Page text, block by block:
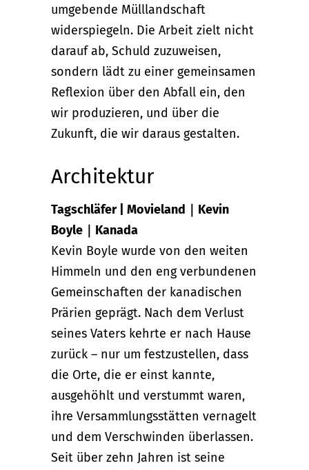
umgebende Mülllandschaft
widerspiegeln. Die Arbeit zielt nicht
darauf ab, Schuld zuzuweisen,
sondern lädt zu einer gemeinsamen
Reflexion über den Abfall ein, den
wir produzieren, und über die
Zukunft, die wir daraus gestalten.
Architektur
Tagschläfer | Movieland｜Kevin
Boyle｜Kanada
Kevin Boyle wurde von den weiten
Himmeln und den eng verbundenen
Gemeinschaften der kanadischen
Prärien geprägt. Nach dem Verlust
seines Vaters kehrte er nach Hause
zurück – nur um festzustellen, dass
die Orte, die er einst kannte,
ausgehöhlt und verstummt waren,
ihre Versammlungsstätten vernagelt
und dem Verschwinden überlassen.
Seit über zehn Jahren ist seine